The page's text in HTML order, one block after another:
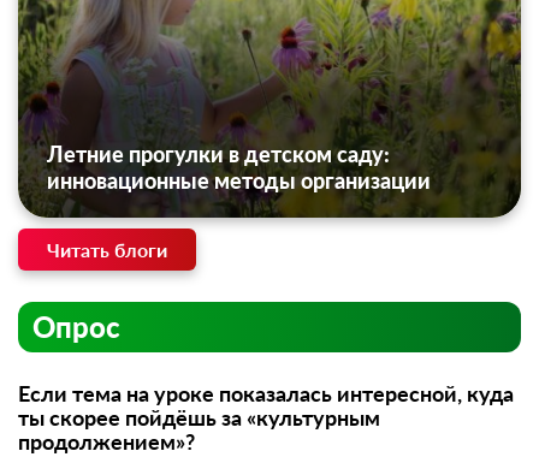
Летние прогулки в детском саду:
инновационные методы организации
Читать блоги
Опрос
Если тема на уроке показалась интересной, куда
ты скорее пойдёшь за «культурным
продолжением»?